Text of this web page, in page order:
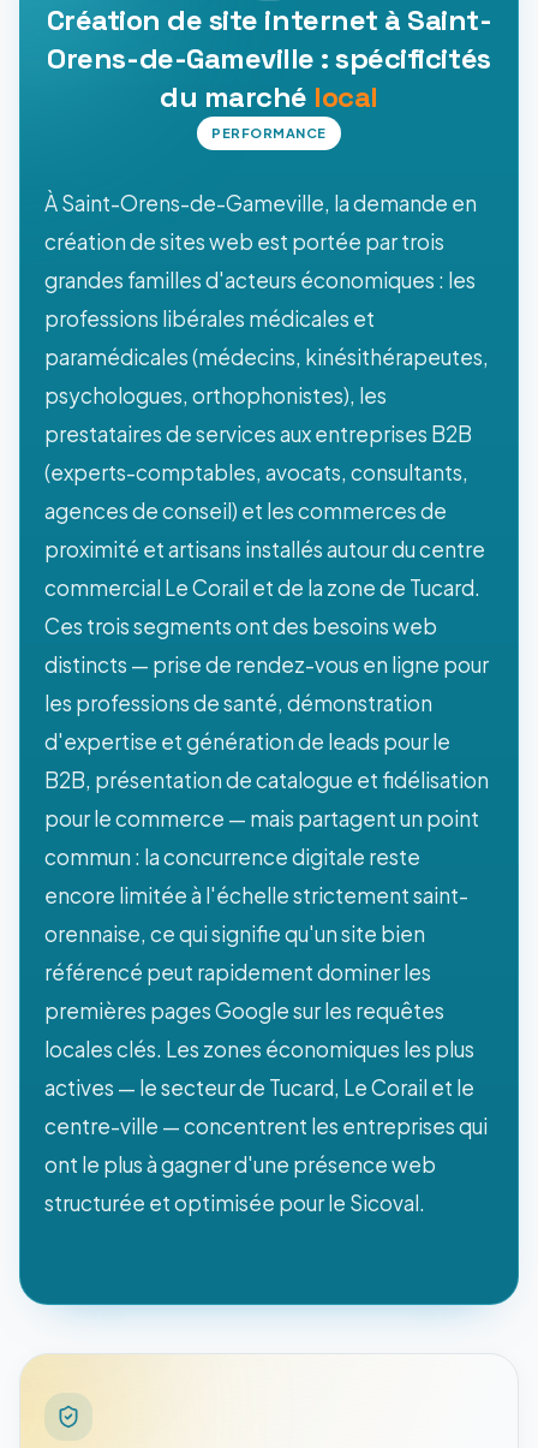
Création de site internet à Saint-
Orens-de-Gameville : spécificités
du marché local
PERFORMANCE
À Saint-Orens-de-Gameville, la demande en
création de sites web est portée par trois
grandes familles d'acteurs économiques : les
professions libérales médicales et
paramédicales (médecins, kinésithérapeutes,
psychologues, orthophonistes), les
prestataires de services aux entreprises B2B
(experts-comptables, avocats, consultants,
agences de conseil) et les commerces de
proximité et artisans installés autour du centre
commercial Le Corail et de la zone de Tucard.
Ces trois segments ont des besoins web
distincts — prise de rendez-vous en ligne pour
les professions de santé, démonstration
d'expertise et génération de leads pour le
B2B, présentation de catalogue et fidélisation
pour le commerce — mais partagent un point
commun : la concurrence digitale reste
encore limitée à l'échelle strictement saint-
orennaise, ce qui signifie qu'un site bien
référencé peut rapidement dominer les
premières pages Google sur les requêtes
locales clés. Les zones économiques les plus
actives — le secteur de Tucard, Le Corail et le
centre-ville — concentrent les entreprises qui
ont le plus à gagner d'une présence web
structurée et optimisée pour le Sicoval.